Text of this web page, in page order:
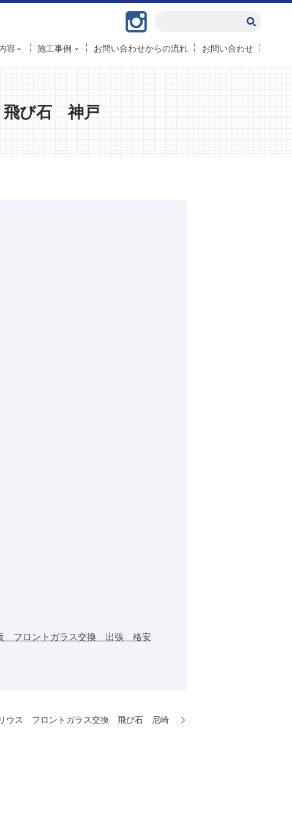
容 施工事例 お問い合わせからの流れ お問い合わせ
び石 神戸
フロントガラス交換 出張 格安
ウス フロントガラス交換 飛び石 尼崎